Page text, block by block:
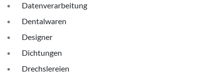
Datenverarbeitung
Dentalwaren
Designer
Dichtungen
Drechslereien